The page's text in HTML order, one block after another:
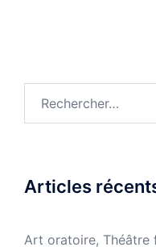
Articles
Art oratoire, Théâtre